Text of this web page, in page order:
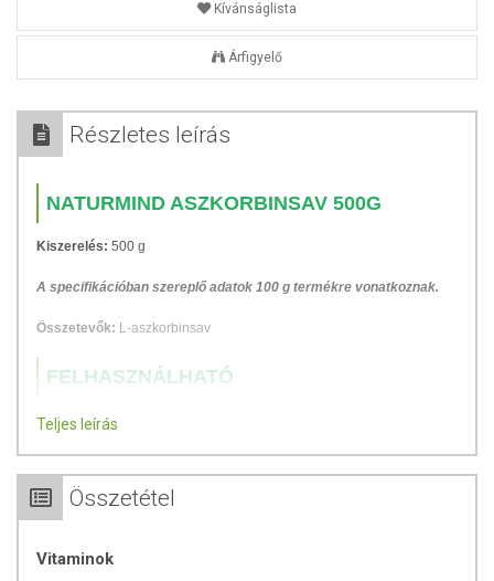
Kívánságlista
Árfigyelő
Részletes leírás
NATURMIND ASZKORBINSAV 500G
Kiszerelés: 500 g
A specifikációban szereplő adatok 100 g termékre vonatkoznak.
Összetevők: L-aszkorbinsav
FELHASZNÁLHATÓ
Sütéshez (tésztákhoz, kenyerekhez), tartósítószerként (befőttekhez,
Fontos tudni, hogy
Mindennapi étkezésünkkel kell pótolnunk, mert szervezetünk nem
vízoldékony vitamin, ezért folyamatosan pótolnunk kell.
Teljes leírás
Összetétel
Vitaminok